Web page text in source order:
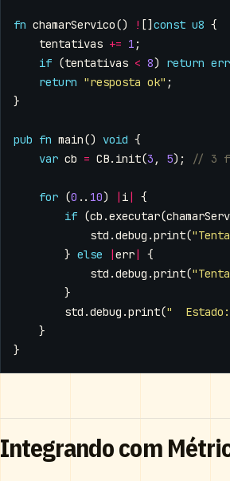
fn chamarServico() ! [] const u8 {
tentativas += 1 ;
if (tentativas < 8) return
return "resposta ok" ;
}
pub fn main() void {
var cb = CB. init(3 , 5);
for (0 .. 10) | i|
{
if (cb .executar(
std .debug .print(
} else |err|
{
std .debug .print(
}
std .debug .print("
}
}
Integrando com